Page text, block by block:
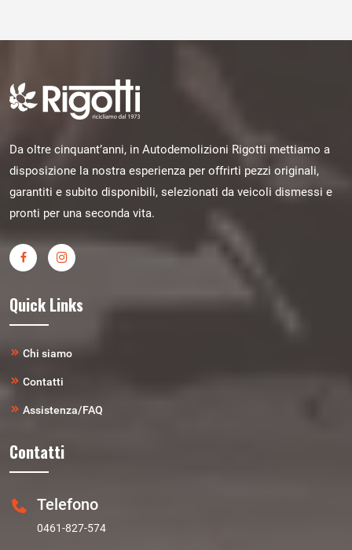
Da oltre cinquant’anni, in Autodemolizioni Rigotti mettiamo a
disposizione la nostra esperienza per offrirti pezzi originali,
garantiti e subito disponibili, selezionati da veicoli dismessi e
pronti per una seconda vita.
Quick Links
Chi siamo
Contatti
Assistenza/FAQ
Contatti
Telefono
0461-827-574